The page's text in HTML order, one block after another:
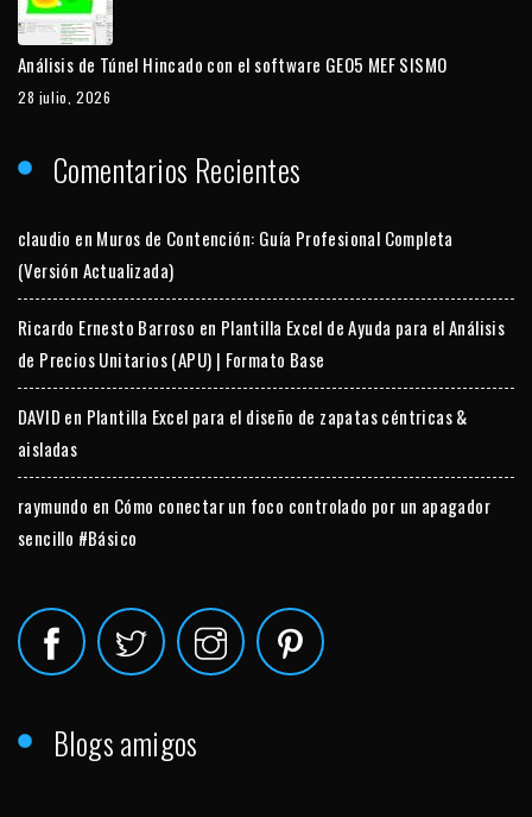
Análisis de Túnel Hincado con el software GEO5 MEF SISMO
28 julio, 2026
Comentarios Recientes
claudio en Muros de Contención: Guía Profesional Completa
(Versión Actualizada)
Ricardo Ernesto Barroso en Plantilla Excel de Ayuda para el Análisis
de Precios Unitarios (APU) | Formato Base
DAVID en Plantilla Excel para el diseño de zapatas céntricas &
aisladas
raymundo en Cómo conectar un foco controlado por un apagador
sencillo #Básico
Blogs amigos